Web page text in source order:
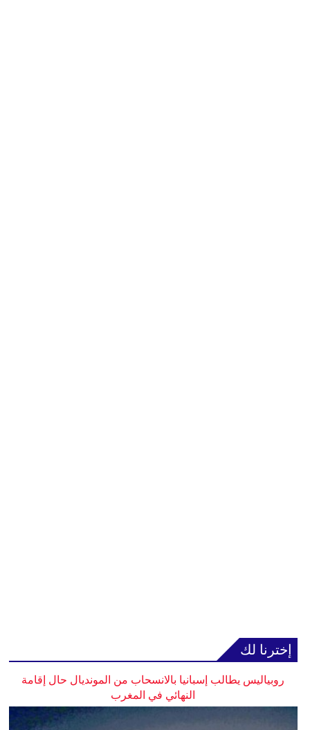
إخترنا لك
روبياليس يطالب إسبانيا بالانسحاب من المونديال حال إقامة
النهائي في المغرب